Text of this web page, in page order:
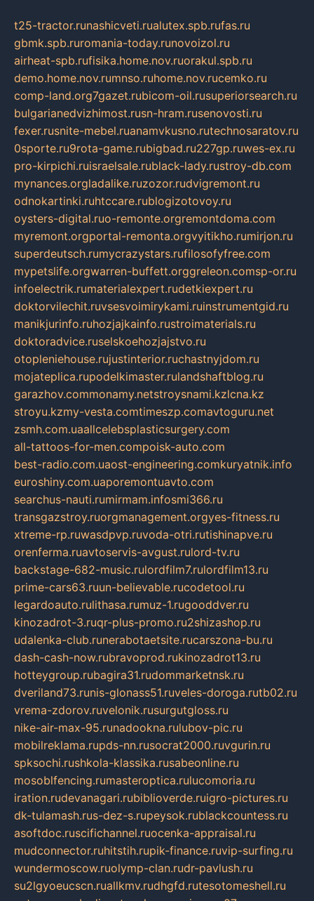
t25-tractor.runashicveti.rualutex.spb.rufas.ru
gbmk.spb.ruromania-today.runovoizol.ru
airheat-spb.rufisika.home.nov.ruorakul.spb.ru
demo.home.nov.rumnso.ruhome.nov.rucemko.ru
comp-land.org7gazet.rubicom-oil.rusuperiorsearch.ru
bulgarianedvizhimost.rusn-hram.rusenovosti.ru
fexer.rusnite-mebel.ruanamvkusno.rutechnosaratov.ru
0sporte.ru9rota-game.rubigbad.ru227gp.ruwes-ex.ru
pro-kirpichi.ruisraelsale.rublack-lady.rustroy-db.com
mynances.orgladalike.ruzozor.rudvigremont.ru
odnokartinki.ruhtccare.rublogizotovoy.ru
oysters-digital.ruo-remonte.orgremontdoma.com
myremont.orgportal-remonta.orgvyitikho.rumirjon.ru
superdeutsch.rumycrazystars.rufilosofyfree.com
mypetslife.orgwarren-buffett.orggreleon.comsp-or.ru
infoelectrik.rumaterialexpert.rudetkiexpert.ru
doktorvilechit.ruvsesvoimirykami.ruinstrumentgid.ru
manikjurinfo.ruhozjajkainfo.rustroimaterials.ru
doktoradvice.ruselskoehozjajstvo.ru
otopleniehouse.rujustinterior.ruchastnyjdom.ru
mojateplica.rupodelkimaster.rulandshaftblog.ru
garazhov.commonamy.netstroysnami.kzlcna.kz
stroyu.kzmy-vesta.comtimeszp.comavtoguru.net
zsmh.com.uaallcelebsplasticsurgery.com
all-tattoos-for-men.compoisk-auto.com
best-radio.com.uaost-engineering.comkuryatnik.info
euroshiny.com.uaporemontuavto.com
searchus-nauti.rumirmam.infosmi366.ru
transgazstroy.ruorgmanagement.orgyes-fitness.ru
xtreme-rp.ruwasdpvp.ruvoda-otri.rutishinapve.ru
orenferma.ruavtoservis-avgust.rulord-tv.ru
backstage-682-music.rulordfilm7.rulordfilm13.ru
prime-cars63.ruun-believable.rucodetool.ru
legardoauto.rulithasa.rumuz-1.rugooddver.ru
kinozadrot-3.ruqr-plus-promo.ru2shizashop.ru
udalenka-club.runerabotaetsite.rucarszona-bu.ru
dash-cash-now.rubravoprod.rukinozadrot13.ru
hotteygroup.rubagira31.rudommarketnsk.ru
dveriland73.runis-glonass51.ruveles-doroga.rutb02.ru
vrema-zdorov.ruvelonik.rusurgutgloss.ru
nike-air-max-95.runadookna.rulubov-pic.ru
mobilreklama.rupds-nn.rusocrat2000.ruvgurin.ru
spksochi.rushkola-klassika.rusabeonline.ru
mosoblfencing.rumasteroptica.rulucomoria.ru
iration.rudevanagari.rubiblioverde.ruigro-pictures.ru
dk-tulamash.rus-dez-s.rupeysok.rublackcountess.ru
asoftdoc.ruscifichannel.ruocenka-appraisal.ru
mudconnector.ruhitstih.rupik-finance.ruvip-surfing.ru
wundermoscow.ruolymp-clan.rudr-pavlush.ru
su2lgyoeucscn.ruallkmv.rudhgfd.rutesotomeshell.ru